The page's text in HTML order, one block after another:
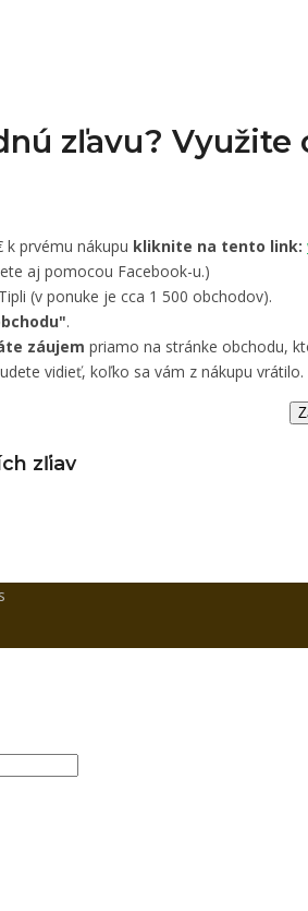
zľavu? Využite
k prvému nákupu kliknite na tento link:
aj pomocou Facebook-u.)
(v ponuke je cca 1 500 obchodov).
.
záujem priamo na stránke obchodu,
vidieť, koľko sa vám z nákupu
zľiav